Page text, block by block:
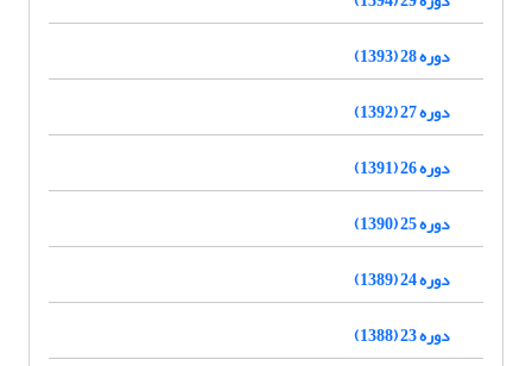
دوره 28 (1393)
دوره 27 (1392)
دوره 26 (1391)
دوره 25 (1390)
دوره 24 (1389)
دوره 23 (1388)